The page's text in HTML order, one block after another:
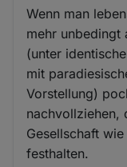
Wenn man
mehr unbedingt
(unter
mit
Vorstellung)
nachvollziehen,
Gesellschaft
festhalten.